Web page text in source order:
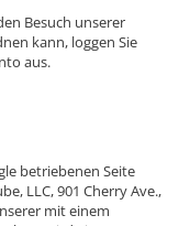
Besuch unserer
kann, loggen Sie
aus.
betriebenen Seite
LLC, 901 Cherry Ave.,
mit einem